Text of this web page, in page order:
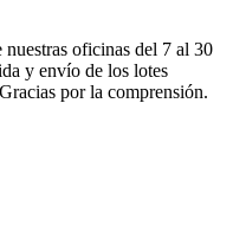
oficinas del 7 al 30
y envío de los lotes
por la comprensión.